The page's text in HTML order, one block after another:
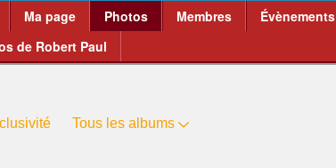
Ma page Photos Membres Évènements
de Robert Paul
Tous les albums